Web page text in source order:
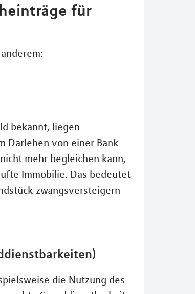
für
bekannt, liegen
Darlehen von einer Bank
mehr begleichen kann,
Immobilie. Das bedeutet
zwangsversteigern
die Nutzung des